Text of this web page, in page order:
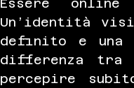
Essere
Un’identità
definito e una
differenza
percepire